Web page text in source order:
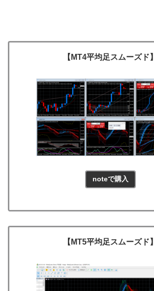
【MT4平均足スムーズド】
noteで購入
【MT5平均足スムーズド】